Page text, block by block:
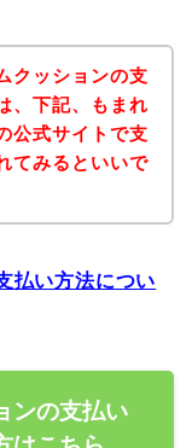
クッションの支
、下記、もまれ
公式サイトで支
てみるといいで
払い方法につい
ンの支払い